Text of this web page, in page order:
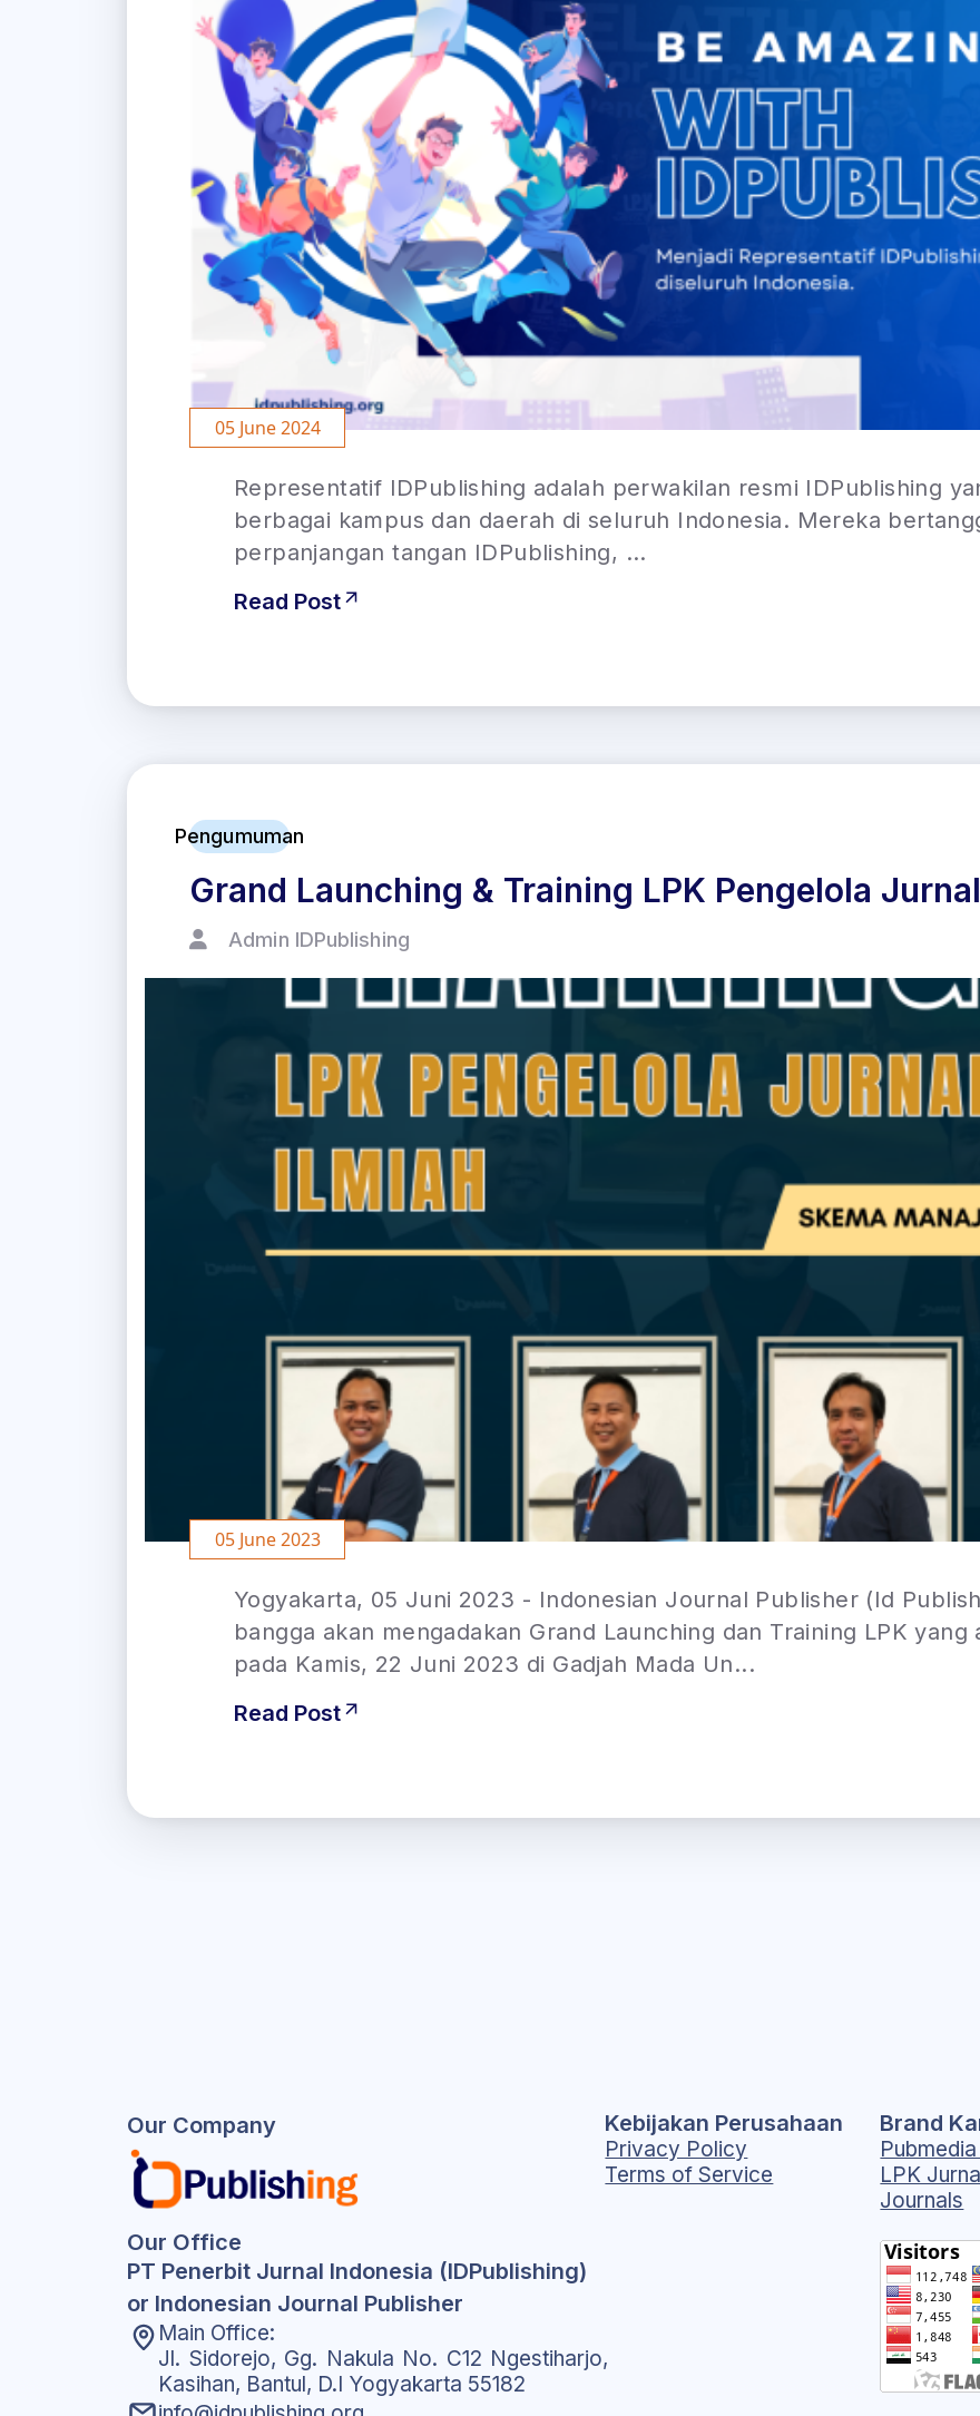
05 June 2024
Representatif IDPublishing adalah perwakilan resmi IDPublishing
berbagai kampus dan daerah di seluruh Indonesia. Mereka
perpanjangan tangan IDPublishing, ...
Read Post
Pengumuman
Grand Launching & Training LPK Pengelola
Admin IDPublishing
05 June 2023
Yogyakarta, 05 Juni 2023 - Indonesian Journal Publisher (Id
bangga akan mengadakan Grand Launching dan Training LPK yang
pada Kamis, 22 Juni 2023 di Gadjah Mada Un...
Read Post
Our Company
Our Office
PT Penerbit Jurnal Indonesia (IDPublishing)
or Indonesian Journal Publisher
Main Office:
Jl. Sidorejo, Gg. Nakula No. C12 Ngestiharjo,
Kasihan, Bantul, D.I Yogyakarta 55182
Kebijakan Perusahaan
Privacy Policy
Terms of Service
Brand
LPK
Journals